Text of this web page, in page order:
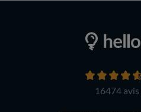
16474 avis